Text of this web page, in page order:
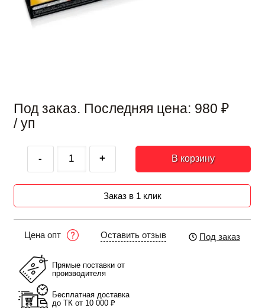
Под заказ. Последняя цена: 980 ₽
/ уп
- + В корзину
Заказ в 1 клик
Цена опт Оставить отзыв Под заказ
Прямые поставки от
производителя
Бесплатная доставка
до ТК от 10 000 ₽